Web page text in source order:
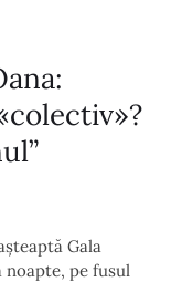
Gala
pe fusul